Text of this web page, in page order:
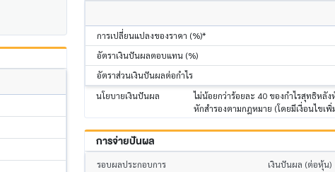
การเปลี่ยนแปลงของราคา (%)*
อัตราเงินปันผลตอบแทน (%)
อัตราส่วนเงินปันผลต่อกำไร
นโยบายเงินปันผล
ไม่น้อยกว่าร้อยละ 40 ของกำไรสุทธิหลั
หักสำรองตามกฎหมาย (โดยมีเงื่อนไขเพิ่
การจ่ายปันผล
รอบผลประกอบการ เงินปันผล (ต่อหุ้น)